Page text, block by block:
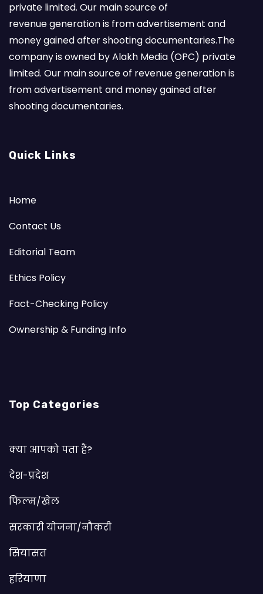
private limited. Our main source of
revenue generation is from advertisement and
money gained after shooting documentaries.The
company is owned by Alakh Media (OPC) private
limited. Our main source of revenue generation is
from advertisement and money gained after
shooting documentaries.
Quick Links
Home
Contact Us
Editorial Team
Ethics Policy
Fact-Checking Policy
Ownership & Funding Info
Top Categories
क्या आपको पता हैं?
देश-प्रदेश
फिल्म/खेल
सरकारी योजना/नौकरी
सियासत
हरियाणा